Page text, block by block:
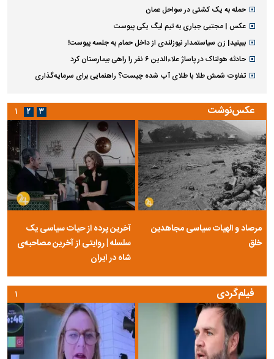
حمله به یک کشتی در سواحل عمان
عکس | مجتبی جباری به تیم لیگ یکی پیوست
ببینید| زن سیاستمدار نیوزلندی از داخل حمام به جلسه پیوست!
حادثه هولناک در پاساژ علاءالدین ۶ نفر را راهی بیمارستان کرد
تفاوت شمش طلا با طلای آب شده چیست؟ راهنمایی برای سرمایه‌گذاری
عکس‌نوشت
مرصاد و الهیات سیاسی مجاهدین
خلق
آخرین پرده از حیات سیاسی یک
سلسله | روایتی از آخرین مصاحبه‌ی
شاه در ایران
۱ ۲ ۳
فیلم‌گردی ۱